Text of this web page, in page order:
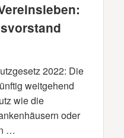
2022: Die
weitgehend
wie die
oder
…